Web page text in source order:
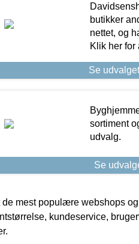
butikker
nettet, og
Klik her for
Se
sortiment
udvalg.
Se
mest populære webshops
kundeservice,